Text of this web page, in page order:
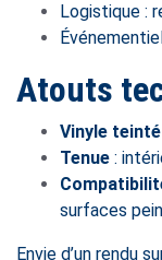
Logistique :
Atouts
Vinyle teinté
Tenue :
surfaces
Envie d’un rendu